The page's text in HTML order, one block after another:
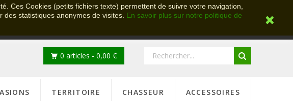
Ces Cookies (petits fichiers texte) permettent de suivre votre navigation,
statistiques anonymes de visites. En savoir plus sur notre politique de
0 articles - 0,00 €
TERRITOIRE CHASSEUR ACCESSOIRES